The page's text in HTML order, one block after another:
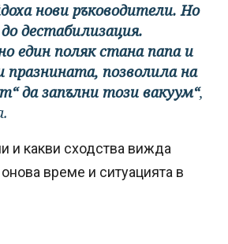
нови ръководители. Но
дестабилизация.
един поляк стана папа и
празнината, позволила на
да запълни този вакуум“,
и какви сходства вижда
време и ситуацията в